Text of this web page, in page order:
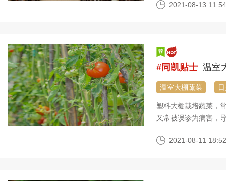
2021-08-13
#同凯贴士 温室
温室大棚蔬菜
塑料大棚栽培蔬菜，
又常被误诊为病害，
2021-08-11